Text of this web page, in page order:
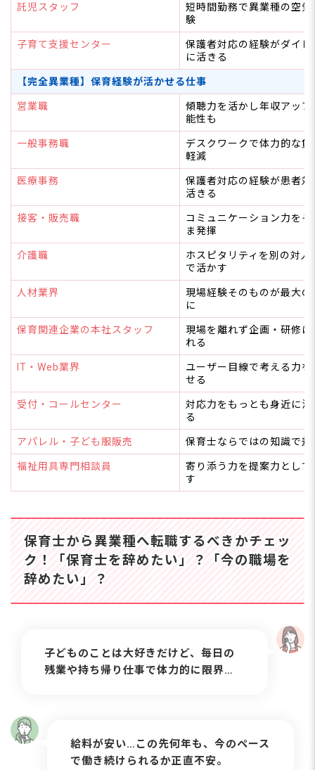
共通点1 転職理由を「逃げ」ではなく「挑戦」に言語
共通点2 保育士の経験を「一般企業の言葉」に言い換
えができている
共通点3 在職中から動き始めている
保育士から異業種転職を成功させるポイント
応募書類を異業種向けに調整する
面接で「前向きな転職理由」を伝える
退職するときの注意点
在職中に転職活動を進める
引き継ぎを丁寧に行う
異業種への転職に関するよくある質問
Q. 転職サービスに登録したら、今の園に知られません
夫？
Q. 保育士バンク！に登録したら、電話で相談するの？
Q. 保育士から異業種に転職して、本当にやっていけ
Q. 保育士の経験しかなくても、履歴書や面接で不利に
ならない？
Q. 異業種への転職に年齢制限はある？
Q. 保育士から異業種に転職して、年収は上がる？下が
る？
Q. 保育士資格は異業種でも役に立つ？
Q. 異業種への転職活動は在職中にやるべき？
Q. 保育士から転職するとき、退職はいつ伝えるのがベ
スト？
保育士は異業種で活躍できる！一歩踏み出してみ
託児スタッフ
短時間勤務で異業種の空気
験
子育て支援センター
保護者対応の経験がダイレ
に活きる
【完全異業種】保育経験が活かせる仕事
営業職
傾聴力を活かし年収アップ
能性も
一般事務職
デスクワークで体力的な負
軽減
医療事務
保護者対応の経験が患者対
活きる
接客・販売職
コミュニケーション力をそ
ま発揮
介護職
ホスピタリティを別の対人
で活かす
人材業界
現場経験そのものが最大の
に
保育関連企業の本社スタッフ
現場を離れず企画・研修に
れる
IT・Web業界
ユーザー目線で考える力を
せる
受付・コールセンター
対応力をもっとも身近に活
る
アパレル・子ども服販売 保育士ならではの知識で差
福祉用具専門相談員
寄り添う力を提案力として
す
保育士から異業種へ転職するべきかチェッ
ク！「保育士を辞めたい」？「今の職場を
辞めたい」？
子どものことは大好きだけど、毎日の
残業や持ち帰り仕事で体力的に限界…
給料が安い…この先何年も、今のペース
で働き続けられるか正直不安。